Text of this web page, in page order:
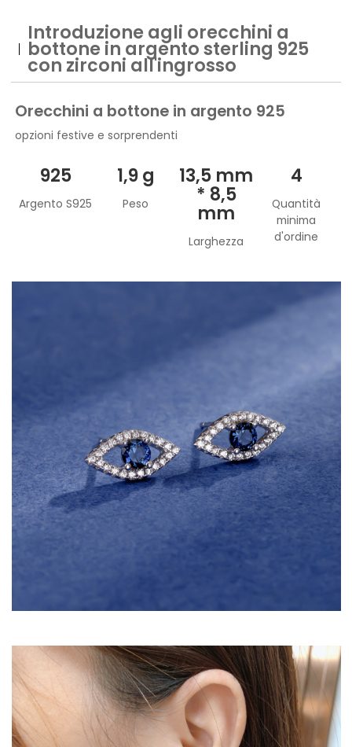
Introduzione agli orecchini a
bottone in argento sterling 925
con zirconi all'ingrosso
Orecchini a bottone in argento 925
opzioni festive e sorprendenti
925
Argento S925
1,9 g
Peso
13,5 mm
* 8,5
mm
Larghezza
4
Quantità
minima
d'ordine